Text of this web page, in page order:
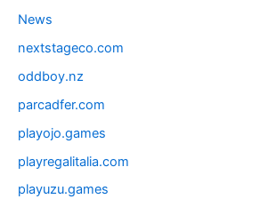
News
nextstageco.com
oddboy.nz
parcadfer.com
playojo.games
playregalitalia.com
playuzu.games